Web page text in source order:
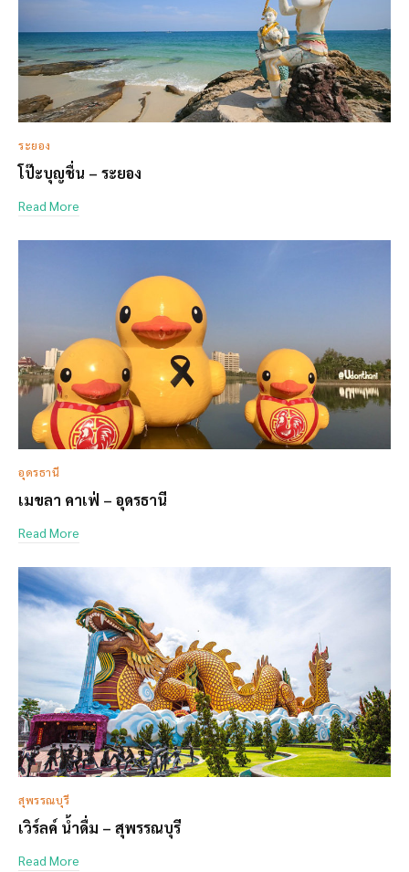
ระยอง
โป๊ะบุญชื่น – ระยอง
Read More
อุดรธานี
เมขลา คาเฟ่ – อุดรธานี
Read More
สุพรรณบุรี
เวิร์ลค์ น้ำดื่ม – สุพรรณบุรี
Read More